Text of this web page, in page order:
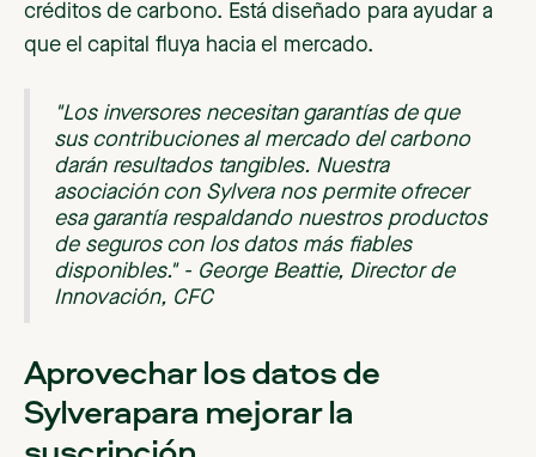
créditos de carbono. Está diseñado para ayudar a
que el capital fluya hacia el mercado.
"Los inversores necesitan garantías de que
sus contribuciones al mercado del carbono
darán resultados tangibles. Nuestra
asociación con Sylvera nos permite ofrecer
esa garantía respaldando nuestros productos
de seguros con los datos más fiables
disponibles." - George Beattie, Director de
Innovación, CFC
Aprovechar los datos de
Sylverapara mejorar la